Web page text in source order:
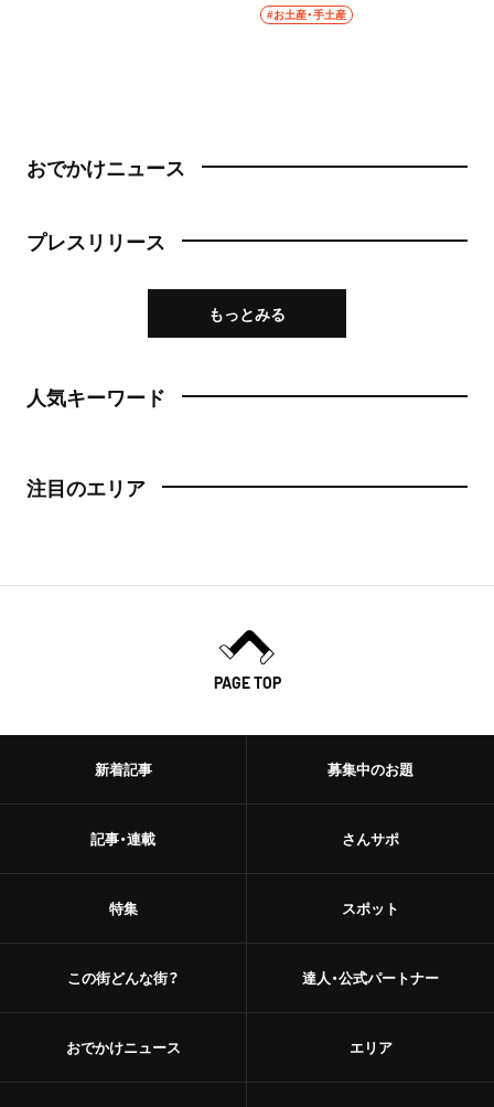
#お土産・手土産
おでかけニュース
プレスリリース
もっとみる
人気キーワード
注目のエリア
PAGE TOP
新着記事
記事・連載
特集
この街どんな街？
おでかけニュース
募集中のお題
さんサポ
スポット
達人・公式パートナー
エリア